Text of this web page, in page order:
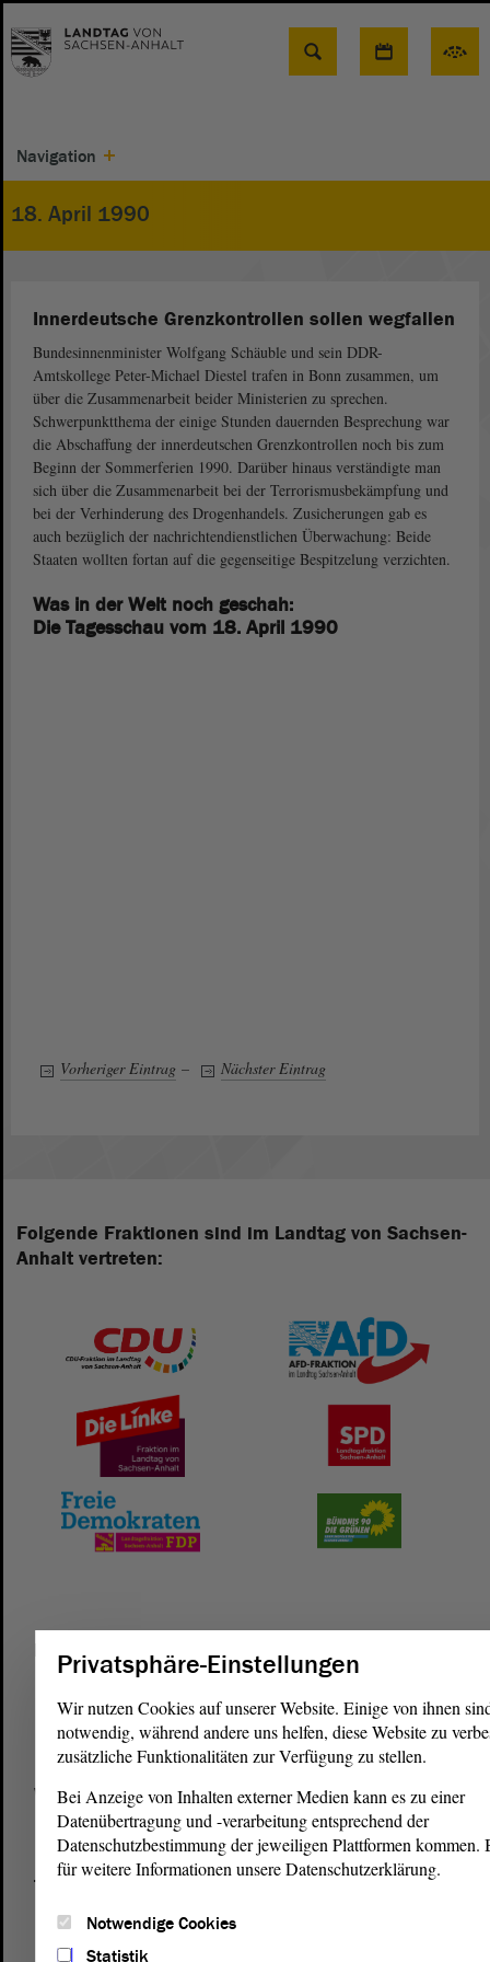
Suche
Navigation
18. April 1990
Innerdeutsche Grenzkontrollen sollen wegfallen
Bundesinnenminister Wolfgang Schäuble und sein DDR-
Amtskollege Peter-Michael Diestel trafen in Bonn zusammen, um
über die Zusammenarbeit beider Ministerien zu sprechen.
Schwerpunktthema der einige Stunden dauernden Besprechung war
die Abschaffung der innerdeutschen Grenzkontrollen noch bis zum
Beginn der Sommerferien 1990. Darüber hinaus verständigte man
sich über die Zusammenarbeit bei der Terrorismusbekämpfung und
bei der Verhinderung des Drogenhandels. Zusicherungen gab es
auch bezüglich der nachrichtendienstlichen Überwachung: Beide
Staaten wollten fortan auf die gegenseitige Bespitzelung verzichten.
Was in der Welt noch geschah:
Die Tagesschau vom 18. April 1990
Vorheriger Eintrag – Nächster Eintrag
Folgende Fraktionen sind im Landtag von Sachsen-
Anhalt vertreten:
Postanschrift
von Sachsen-Anhalt
Domplatz 6–9
39104 Magdeburg
Wegbeschreibung
Auf Google Maps
Telefon und Fax
Zentrale:
0391 / 560 - 0
Fax:
0391 / 560 - 1123
Privatsphäre-Einstellungen
Wir nutzen Cookies auf unserer Website. Einige von ihnen
notwendig, während andere uns helfen, diese Website zu
zusätzliche Funktionalitäten zur Verfügung zu stellen.
Bei Anzeige von Inhalten externer Medien kann es zu einer
Datenübertragung und -verarbeitung entsprechend der
Datenschutzbestimmung der jeweiligen Plattformen kommen.
für weitere Informationen unsere Datenschutzerklärung.
Notwendige Cookies
Statistik